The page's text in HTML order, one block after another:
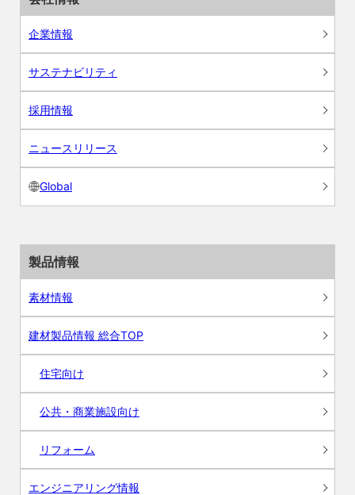
企業情報
サステナビリティ
採用情報
ニュースリリース
Global
製品情報
素材情報
建材製品情報 総合TOP
住宅向け
公共・商業施設向け
リフォーム
エンジニアリング情報